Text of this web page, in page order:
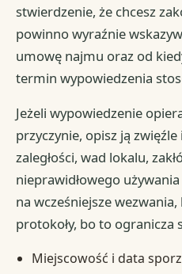
stwierdzenie, że chcesz
powinno wyraźnie
umowę najmu oraz od
termin wypowiedzenia
Jeżeli wypowiedzenie
przyczynie, opisz ją
zaległości, wad lokalu,
nieprawidłowego
na wcześniejsze
protokoły, bo to ogranicza
Miejscowość i data